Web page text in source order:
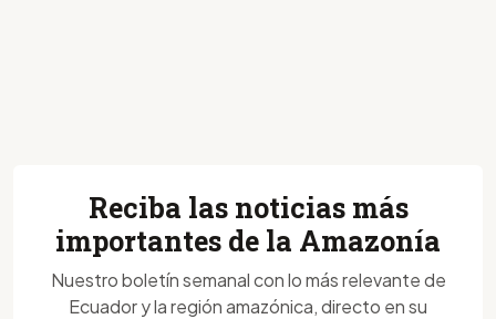
Reciba las noticias más
importantes de la Amazonía
Nuestro boletín semanal con lo más relevante de
Ecuador y la región amazónica, directo en su